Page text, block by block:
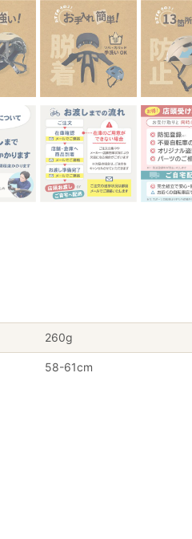
260g
58-61cm